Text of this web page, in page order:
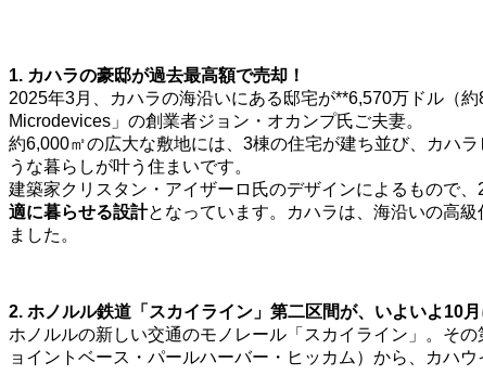
1. カハラの豪邸が過去最高額で売却！
2025年3月、カハラの海沿いにある邸宅が**6,570万ドル（
Microdevices」の創業者ジョン・オカンプ氏ご夫妻。
約6,000㎡の広大な敷地には、3棟の住宅が建ち並び、カハ
うな暮らしが叶う住まいです。
建築家クリスタン・アイザーロ氏のデザインによるもので
適に暮らせる設計となっています。カハラは、海沿いの高
ました。
2. ホノルル鉄道「スカイライン」第二区間が、いよいよ10
ホノルルの新しい交通のモノレール「スカイライン」。そ
ョイントベース・パールハーバー・ヒッカム）から、カハ